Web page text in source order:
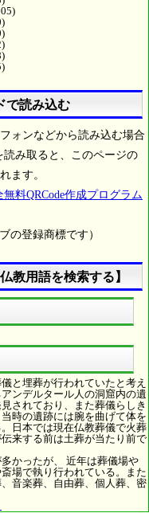
で読み込む
ォンなどから読み込む場合
読み取ると、このページの
ます。
無料QRCode作成プログラム
の登録商標です）
教用語を検索する】
と埋葬が行われていたと考え
ンデルタール人の洞窟内の遺
されており、また葬儀らしき
時の遺跡には腕を曲げて体を
日本では現在仏教葬儀で火葬
来する前は土葬が当たり前で
かったが、 近年は葬儀場や
場で執り行われている。また
音楽葬、自由葬、個人葬、密